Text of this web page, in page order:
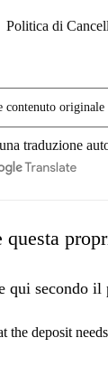
Politica di
contenuto originale
traduzione
questa
qui secondo il
the deposit